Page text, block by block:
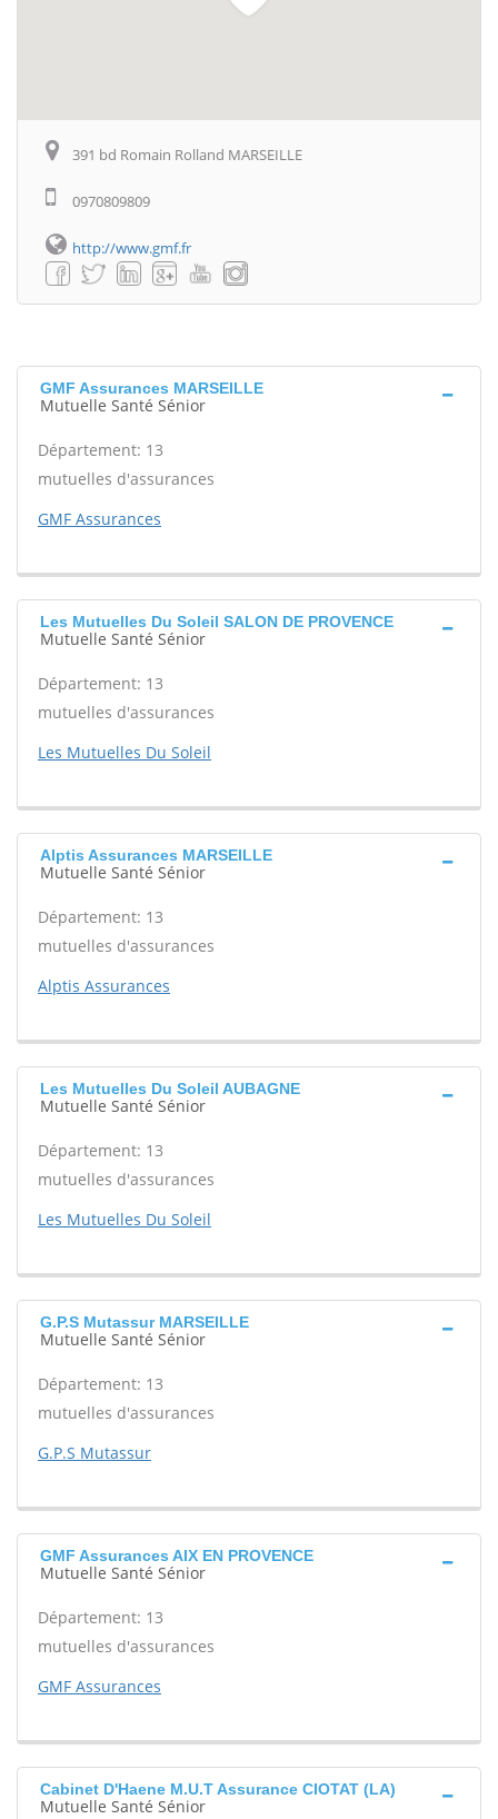
391 bd Romain Rolland MARSEILLE
0970809809
http://www.gmf.fr
GMF Assurances MARSEILLE
Mutuelle Santé Sénior
Département: 13
mutuelles d'assurances
GMF Assurances
Les Mutuelles Du Soleil SALON DE PROVENCE
Mutuelle Santé Sénior
Département: 13
mutuelles d'assurances
Les Mutuelles Du Soleil
Alptis Assurances MARSEILLE
Mutuelle Santé Sénior
Département: 13
mutuelles d'assurances
Alptis Assurances
Les Mutuelles Du Soleil AUBAGNE
Mutuelle Santé Sénior
Département: 13
mutuelles d'assurances
Les Mutuelles Du Soleil
G.P.S Mutassur MARSEILLE
Mutuelle Santé Sénior
Département: 13
mutuelles d'assurances
G.P.S Mutassur
GMF Assurances AIX EN PROVENCE
Mutuelle Santé Sénior
Département: 13
mutuelles d'assurances
GMF Assurances
Cabinet D'Haene M.U.T Assurance CIOTAT (LA)
Mutuelle Santé Sénior